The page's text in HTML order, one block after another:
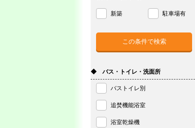
新築 駐車場有
◆ バス・トイレ・洗面所
バストイレ別
追焚機能浴室
浴室乾燥機